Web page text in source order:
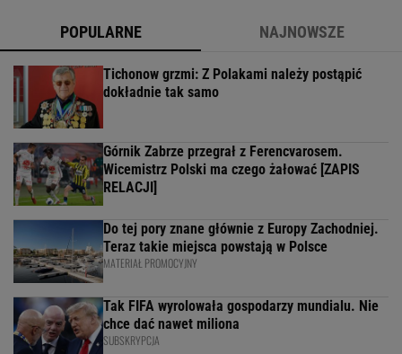
POPULARNE NAJNOWSZE
Tichonow grzmi: Z Polakami należy postąpić
dokładnie tak samo
Górnik Zabrze przegrał z Ferencvarosem.
Wicemistrz Polski ma czego żałować [ZAPIS
RELACJI]
Do tej pory znane głównie z Europy Zachodniej.
Teraz takie miejsca powstają w Polsce
MATERIAŁ PROMOCYJNY
Tak FIFA wyrolowała gospodarzy mundialu. Nie
chce dać nawet miliona
SUBSKRYPCJA